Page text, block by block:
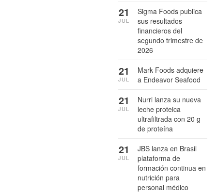
Sigma Foods publica
sus resultados
financieros del
segundo trimestre de
2026
21
JUL
Mark Foods adquiere
a Endeavor Seafood
21
JUL
Nurri lanza su nueva
leche proteica
ultrafiltrada con 20 g
de proteína
21
JUL
JBS lanza en Brasil
plataforma de
formación continua en
nutrición para
personal médico
21
JUL